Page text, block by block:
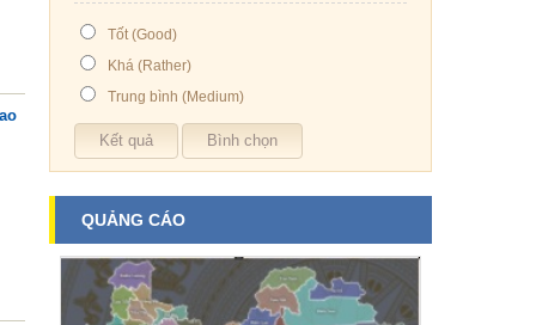
Tốt (Good)
Khá (Rather)
Trung bình (Medium)
QUẢNG CÁO